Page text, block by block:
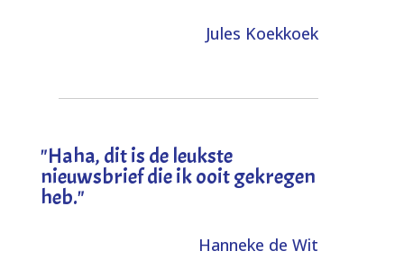
Jules Koekkoek
"Haha, dit is de leukste
nieuwsbrief die ik ooit gekregen
heb."
Hanneke de Wit